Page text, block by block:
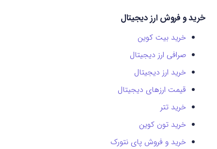
خرید و فروش ارز دیجیتال
خرید بیت کوین
صرافی ارز دیجیتال
خرید ارز دیجیتال
قیمت ارزهای دیجیتال
خرید تتر
خرید تون کوین
خرید و فروش پای نتورک